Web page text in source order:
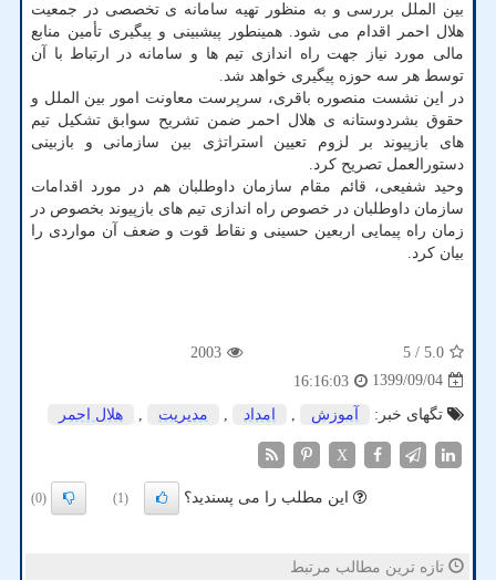
بین الملل بررسی و به منظور تهیه سامانه ی تخصصی در جمعیت
هلال احمر اقدام می شود. همینطور پیشبینی و پیگیری تأمین منابع
مالی مورد نیاز جهت راه اندازی تیم ها و سامانه در ارتباط با آن
توسط هر سه حوزه پیگیری خواهد شد.
در این نشست منصوره باقری، سرپرست معاونت امور بین الملل و
حقوق بشردوستانه ی هلال احمر ضمن تشریح سوابق تشکیل تیم
های بازپیوند بر لزوم تعیین استراتژی بین سازمانی و بازبینی
دستورالعمل تصریح کرد.
وحید شفیعی، قائم مقام سازمان داوطلبان هم در مورد اقدامات
سازمان داوطلبان در خصوص راه اندازی تیم های بازپیوند بخصوص در
زمان راه پیمایی اربعین حسینی و نقاط قوت و ضعف آن مواردی را
بیان کرد.
5.0
/ 5
2003
1399/09/04
16:16:03
تگهای خبر:
آموزش , امداد , مدیریت , هلال احمر
X
این مطلب را می پسندید؟ (1)
(0)
تازه ترین مطالب مرتبط